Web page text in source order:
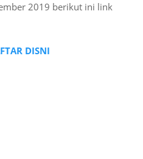
2019 berikut ini link
DISNI